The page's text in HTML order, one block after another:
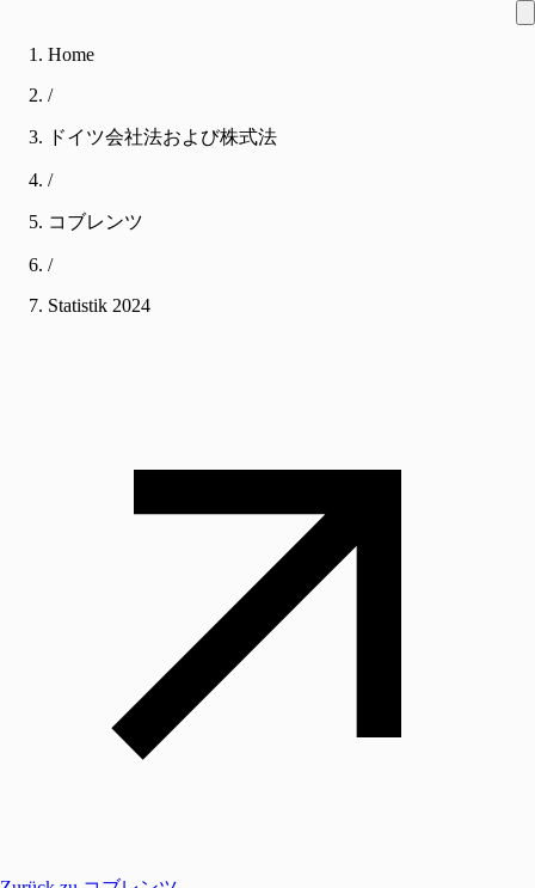
Home
/
ドイツ会社法および株式法
/
コブレンツ
/
Statistik 2024